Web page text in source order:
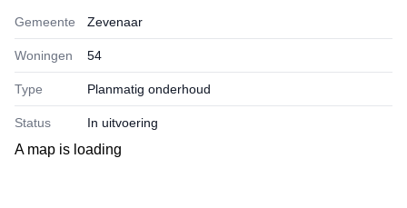
Gemeente Zevenaar
Woningen 54
Type Planmatig onderhoud
Status In uitvoering
A map is loading